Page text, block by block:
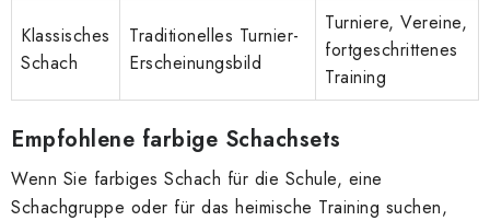
Klassisches
Schach
Traditionelles Turnier-
Erscheinungsbild
Turniere, Vereine,
fortgeschrittenes
Training
Empfohlene farbige Schachsets
Wenn Sie farbiges Schach für die Schule, eine
Schachgruppe oder für das heimische Training suchen,